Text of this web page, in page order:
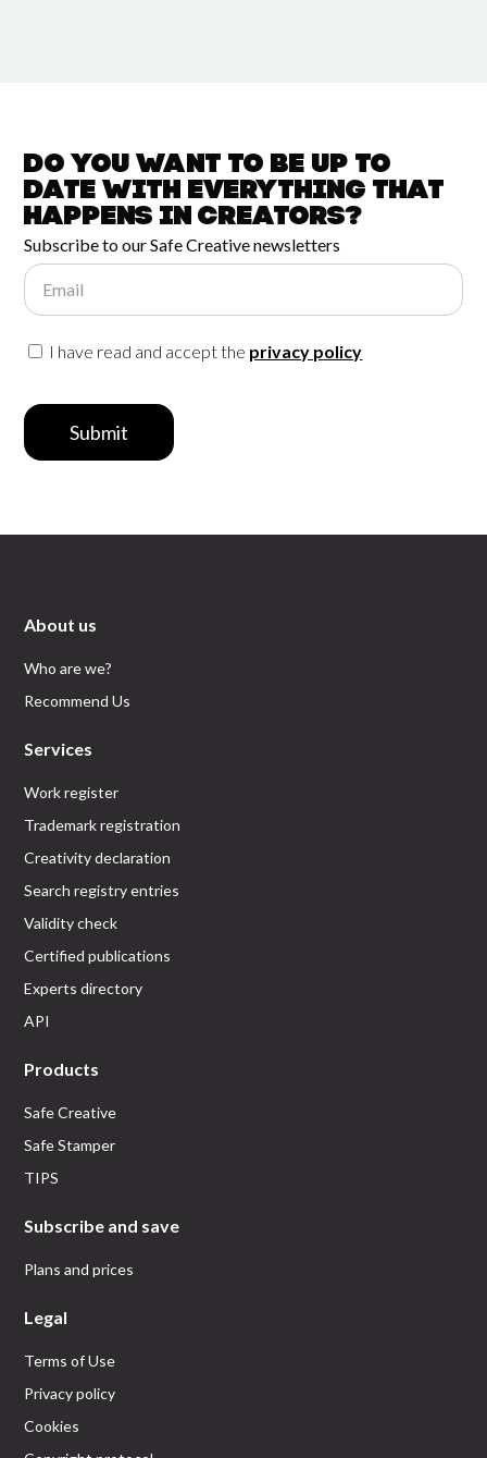
Do you want to be up to
date witheverything that
happens inCreators?
Subscribe to our Safe Creative newsletters
Email
I have read and accept the privacy policy
Submit
About us
Who are we?
Recommend Us
Services
Work register
Trademark registration
Creativity declaration
Search registry entries
Validity check
Certified publications
Experts directory
API
Products
Safe Creative
Safe Stamper
TIPS
Subscribe and save
Plans and prices
Legal
Terms of Use
Privacy policy
Cookies